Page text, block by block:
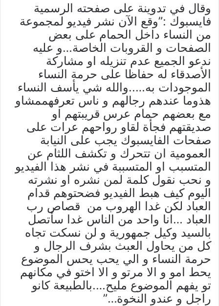
وقال في تدوينة على صفحته الرسمية
فايسبوك :”وقع الآن نشر فيديو لمجموعة
من النساء داخل الحمام على بعض
الصفحات و القروبات الخاصة…و عليه
ندعو الجميع عدم تنزيله او مشاركة
الأصدقاء له حفاظا على حرمة النساء
الموجودات به…..والله شي يأسف النساء
هذوما عندهم رجالهم و ناس تعرفهممشاو
مع بعضهم حمام عرس قريبتهم او
صديقتهم فجأة لقاو رواحهم عرات على
صفحات الفايسبوك يجب على النيابة
العمومية ان تتحرك و تكشف اللثام عن
المتسبب او المتسببة في نشر هذا الفيديو
و نحب نقول كلمة لمن نشره او نشرته
اليوم كيف هبط الفيديو فضحتوهم قدام
العباد لكن غدا الهروب من قصاص رب
العباد …انا واحد من الناس غدا سأتصل
بالسيد وكيل جمهورية و لن نسكت تجاه
كل من يحاول العبث بشرف الرجال و
حرمة النساء و الي يحب يحس الموضوع
يحط امو و الا مرتو و الا اختو في مكانهم
تو يفهم الموضوع مليح….بالطبيعة كانو
راجل و عندو النخوة…”